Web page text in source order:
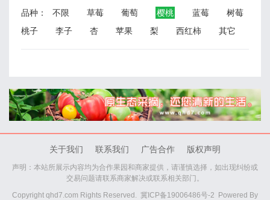
品种： 不限 草莓 葡萄 樱桃 蓝莓
树莓
桃子
李子 杏 苹果 梨 西红柿 其它
关于我们 联系我们 广告合作 版权声明
声明：本站所展示内容均为合作果园和商家提供，请谨慎选择，如出现纠纷或
交易问题请联系商家解决或联系相关部门。
Copyright qhd7.com Rights Reserved. 冀ICP备19006486号-2 Powered By